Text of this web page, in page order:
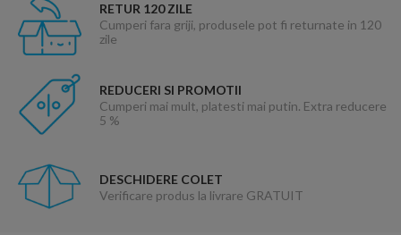
RETUR 120 ZILE
Cumperi fara griji, produsele pot fi returnate in 120
zile
REDUCERI SI PROMOTII
Cumperi mai mult, platesti mai putin. Extra reducere
5 %
DESCHIDERE COLET
Verificare produs la livrare GRATUIT